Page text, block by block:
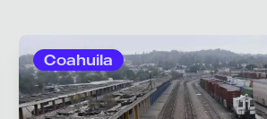
Coahuila